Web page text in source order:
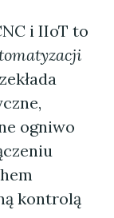
i IIoT to
ogniwo
kontrolą